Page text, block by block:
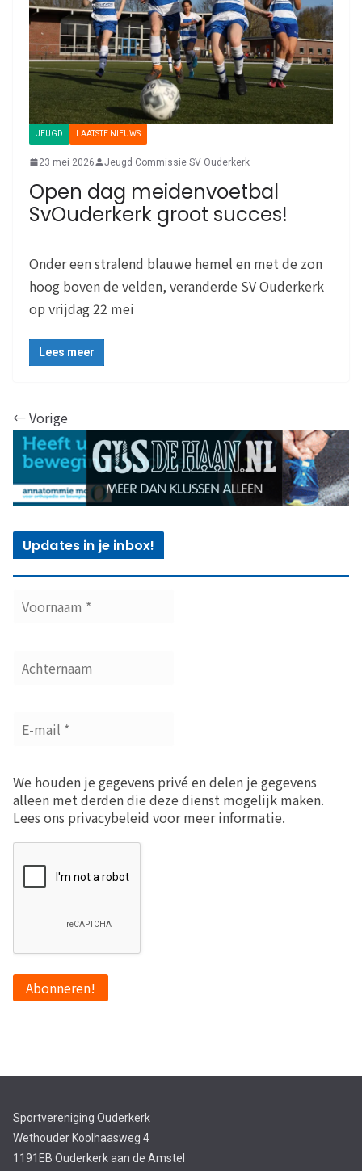
JEUGD LAATSTE NIEUWS
23 mei 2026 Jeugd Commissie SV Ouderkerk
Open dag meidenvoetbal
SvOuderkerk groot succes!
Onder een stralend blauwe hemel en met de zon
hoog boven de velden, veranderde SV Ouderkerk
op vrijdag 22 mei
Lees meer
← Vorige
Updates in je inbox!
We houden je gegevens privé en delen je gegevens
alleen met derden die deze dienst mogelijk maken.
Lees ons privacybeleid voor meer informatie.
Sportvereniging Ouderkerk
Wethouder Koolhaasweg 4
1191EB Ouderkerk aan de Amstel